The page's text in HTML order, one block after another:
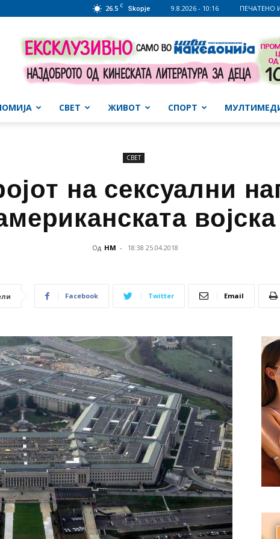
26.5 C Skopje 9.8.2026 - 10:16 ПЕЧАТЕНО
СВЕТ ЖИВОТ СПОРТ
СВЕТ
на сексуални
војска
Од НМ - 18:38 25.04.2018
Facebook Twitter Email